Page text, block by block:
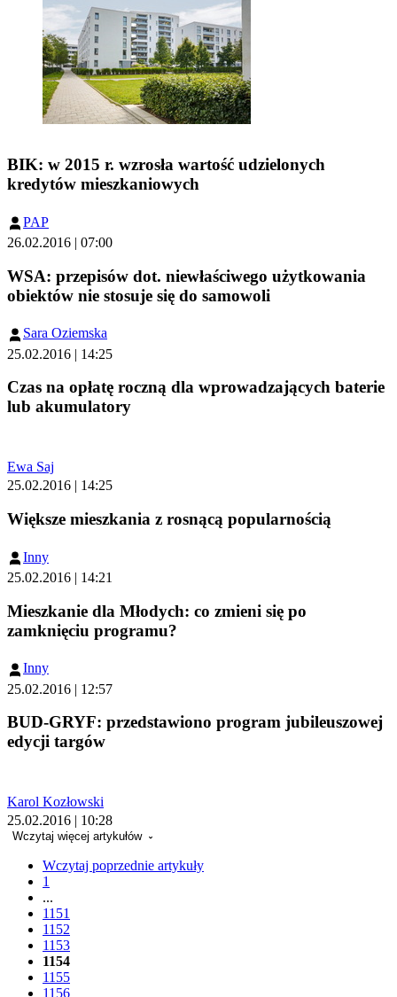
BIK: w 2015 r. wzrosła wartość udzielonych
kredytów mieszkaniowych
PAP
26.02.2016 | 07:00
WSA: przepisów dot. niewłaściwego użytkowania
obiektów nie stosuje się do samowoli
Sara Oziemska
25.02.2016 | 14:25
Czas na opłatę roczną dla wprowadzających baterie
lub akumulatory
Ewa Saj
25.02.2016 | 14:25
Większe mieszkania z rosnącą popularnością
Inny
25.02.2016 | 14:21
Mieszkanie dla Młodych: co zmieni się po
zamknięciu programu?
Inny
25.02.2016 | 12:57
BUD-GRYF: przedstawiono program jubileuszowej
edycji targów
Karol Kozłowski
25.02.2016 | 10:28
Wczytaj więcej artykułów
Wczytaj poprzednie artykuły
1
...
1151
1152
1153
1154
1155
1156